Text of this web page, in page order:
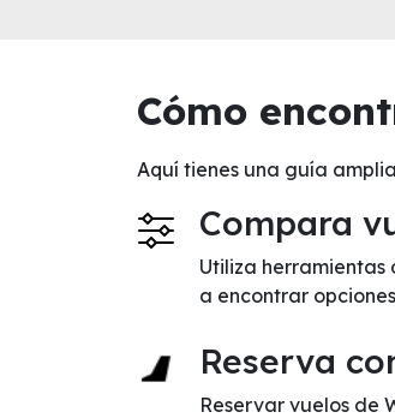
Cómo
Aquí tienes una guía
Compara
Utiliza
a encontrar
Reserva
Reservar vuelos de